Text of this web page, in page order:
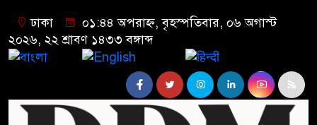
ঢাকা
০১:৪৪ অপরাহ্ন, বৃহস্পতিবার, ০৬ অগাস্ট
২০২৬, ২২ শ্রাবণ ১৪৩৩ বঙ্গাব্দ